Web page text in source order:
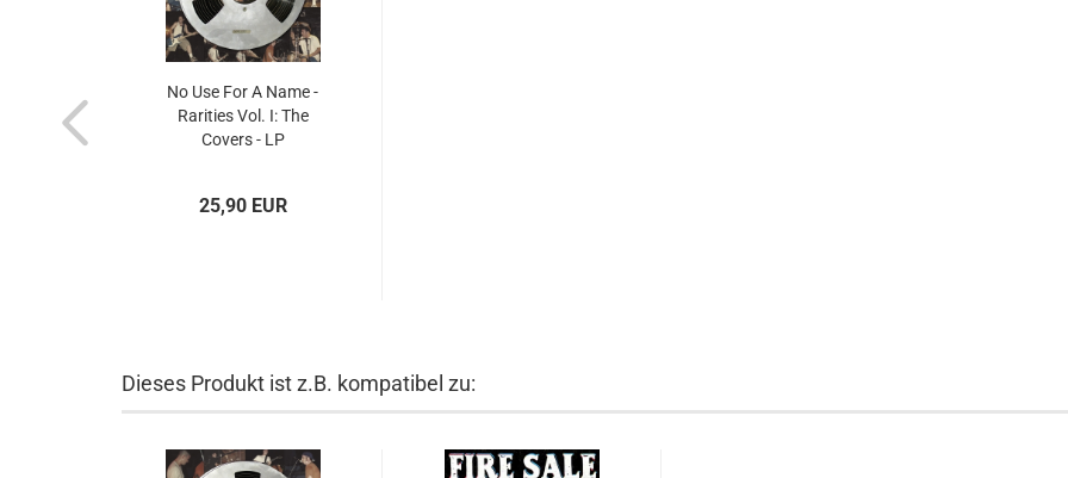
No Use For A Name -
Rarities Vol. I: The
Covers - LP
25,90 EUR
Dieses Produkt ist z.B. kompatibel zu: